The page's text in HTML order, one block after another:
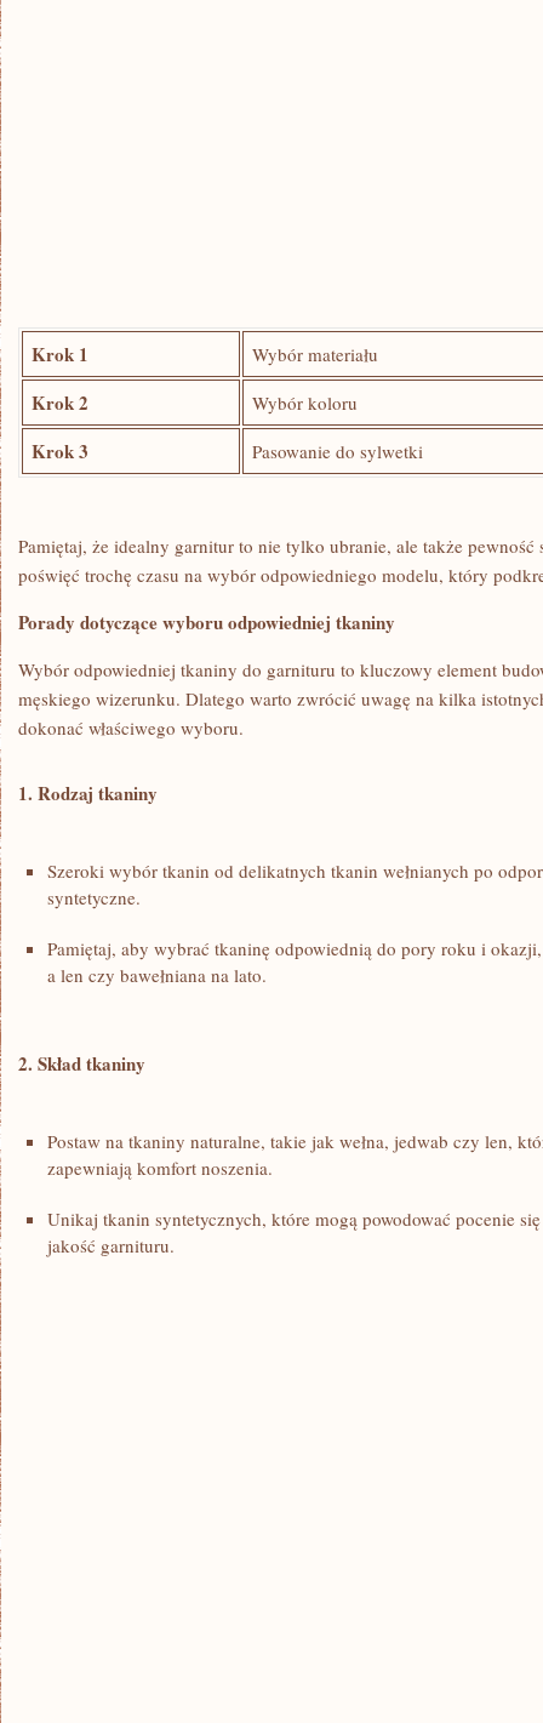
Krok 1 Wybór materiału
Krok 2 Wybór ‍koloru
Krok 3 Pasowanie‍ do sylwetki
Pamiętaj, że⁢ idealny garnitur‍ to nie ‍tylko ubranie, ⁢ale także pewność
poświęć trochę czasu na wybór odpowiedniego modelu, który⁤
Porady dotyczące wyboru odpowiedniej tkaniny
Wybór odpowiedniej tkaniny‍ do ‌garnituru to kluczowy element
męskiego wizerunku. Dlatego warto zwrócić uwagę‍ na kilka​
dokonać właściwego wyboru.
1. Rodzaj tkaniny
Szeroki ⁢wybór tkanin od ⁢delikatnych tkanin wełnianych po
syntetyczne.
Pamiętaj,‌ aby wybrać ⁤tkaninę odpowiednią do pory roku‌ i okazji,
‌a ‍len czy bawełniana⁣ na‍ lato.
2. ​Skład ‌tkaniny
Postaw na‍ tkaniny ⁢naturalne, takie ⁤jak wełna, jedwab ‍czy len,
zapewniają komfort‌ noszenia.
Unikaj tkanin syntetycznych, które mogą‍ powodować pocenie
jakość garnituru.